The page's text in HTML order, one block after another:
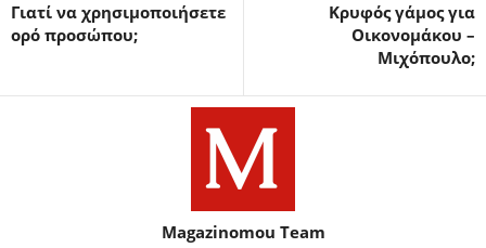
Γιατί να χρησιμοποιήσετε
ορό προσώπου;
Κρυφός γάμος για
Οικονομάκου –
Μιχόπουλο;
Magazinomou Team